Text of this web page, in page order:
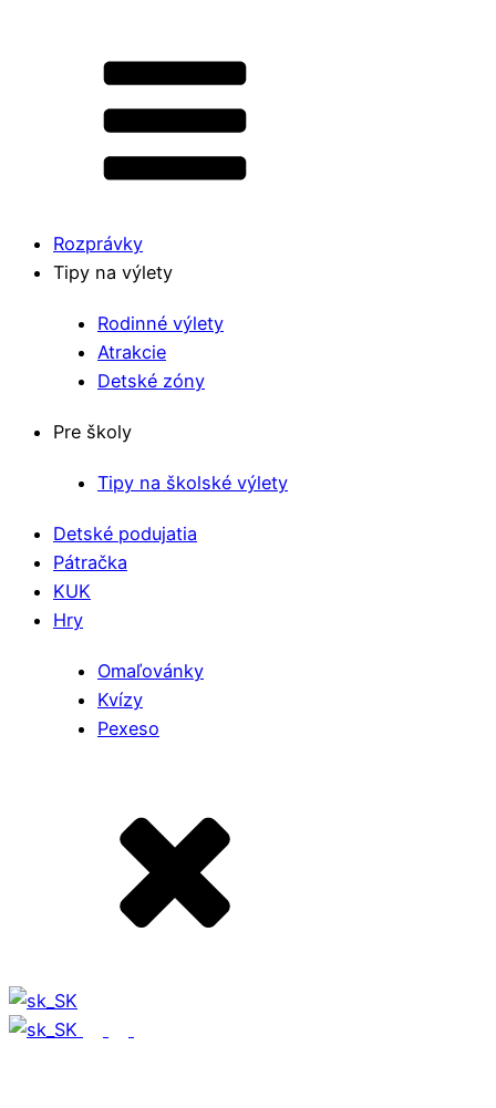
Rozprávky
Tipy na výlety
Rodinné výlety
Atrakcie
Detské zóny
Pre školy
Tipy na školské výlety
Detské podujatia
Pátračka
KUK
Hry
Omaľovánky
Kvízy
Pexeso